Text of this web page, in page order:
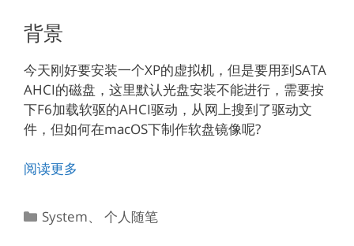
背景
今天刚好要安装一个XP的虚拟机，但是要用到SATA
AHCI的磁盘，这里默认光盘安装不能进行，需要按
下F6加载软驱的AHCI驱动，从网上搜到了驱动文
件，但如何在macOS下制作软盘镜像呢?
阅读更多
分
System、个人随笔